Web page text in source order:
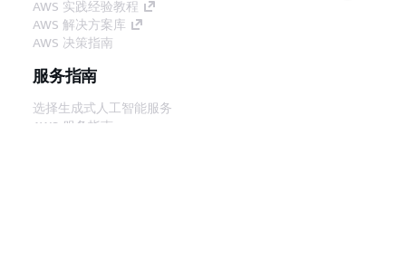
AWS 实践经验教程
AWS 解决方案库
AWS 决策指南
服务指南
选择生成式人工智能服务
AWS 服务指南